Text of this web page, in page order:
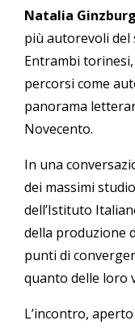
Natalia Ginzburg
più autorevoli del
Entrambi
percorsi come
panorama
Novecento.
In una
dei massimi
dell’Istituto
della produzione
punti di
quanto delle loro
L’incontro,